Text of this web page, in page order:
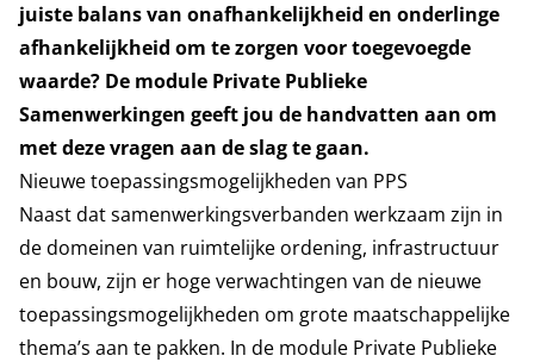
juiste balans van onafhankelijkheid en onderlinge
afhankelijkheid om te zorgen voor toegevoegde
waarde? De module Private Publieke
Samenwerkingen geeft jou de handvatten aan om
met deze vragen aan de slag te gaan.
Nieuwe toepassingsmogelijkheden van PPS
Naast dat samenwerkingsverbanden werkzaam zijn in
de domeinen van ruimtelijke ordening, infrastructuur
en bouw, zijn er hoge verwachtingen van de nieuwe
toepassingsmogelijkheden om grote maatschappelijke
thema’s aan te pakken. In de module Private Publieke